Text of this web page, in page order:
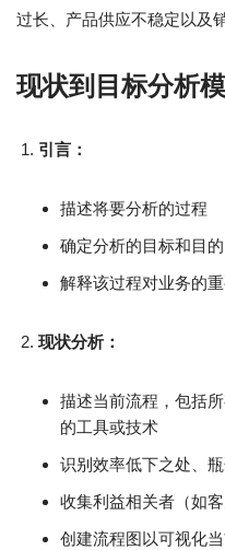
过长、产品供应不稳定以及
现状到目标分析
引言：
描述将要分析的过程
确定分析的目标和目的
解释该过程对业务的
现状分析：
描述当前流程，包括
的工具或技术
识别效率低下之处、
收集利益相关者（如
创建流程图以可视化